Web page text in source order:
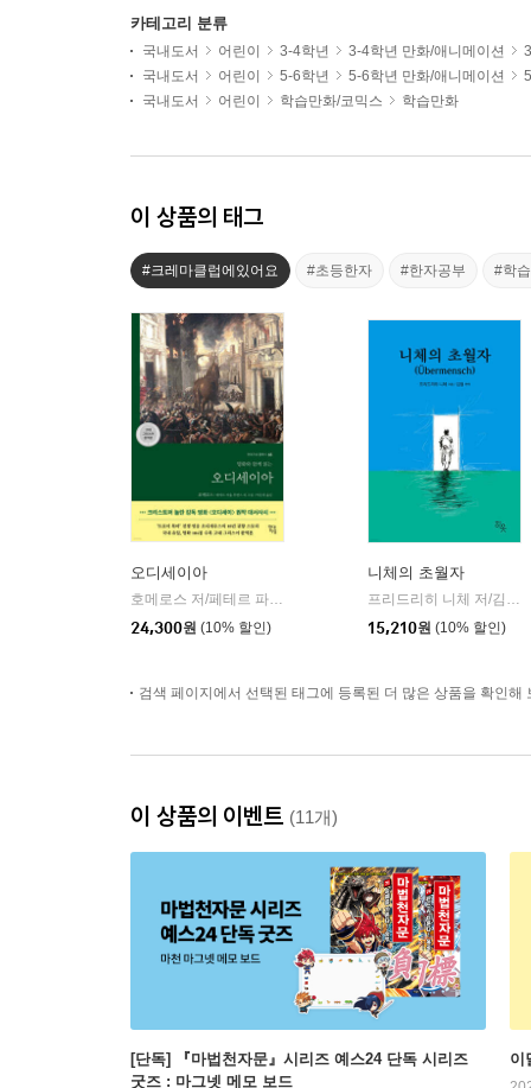
카테고리 분류
국내도서 어린이 3-4학년 3-4학년 만화/애니메이션
국내도서
어린이 5-6학년 5-6학년 만화/애니메이션
국내도서
어린이 학습만화/코믹스 학습만화
이 상품의 태그
#크레마클럽에있어요 #초등한자 #한자공부 #학
오디세이아
호메로스 저/페테르 파울 루벤스 그림/박문재 역 |
현대지성
24,300원 (10% 할인)
니체의 초월자
프리드리히 니체 저/김철 편역
15,210원 (10% 할인)
검색 페이지에서 선택된 태그에 등록된 더 많은 상품을 확인해
이 상품의 이벤트 (11개)
[단독] 『마법천자문』시리즈 예스24 단독 시리즈
굿즈 : 마그넷 메모 보드
이